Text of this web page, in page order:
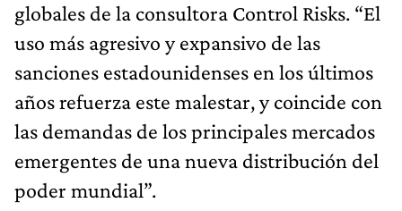
globales de la consultora Control Risks. “El
uso más agresivo y expansivo de las
sanciones estadounidenses en los últimos
años refuerza este malestar, y coincide con
las demandas de los principales mercados
emergentes de una nueva distribución del
poder mundial”.